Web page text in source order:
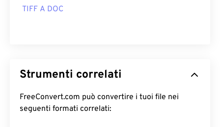
TIFF A DOC
Strumenti correlati
FreeConvert.com può convertire i tuoi file nei
seguenti formati correlati: